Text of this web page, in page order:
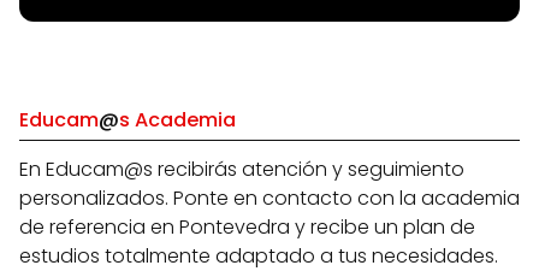
Educam@s Academia
En Educam@s recibirás atención y seguimiento
personalizados. Ponte en contacto con la academia
de referencia en Pontevedra y recibe un plan de
estudios totalmente adaptado a tus necesidades.